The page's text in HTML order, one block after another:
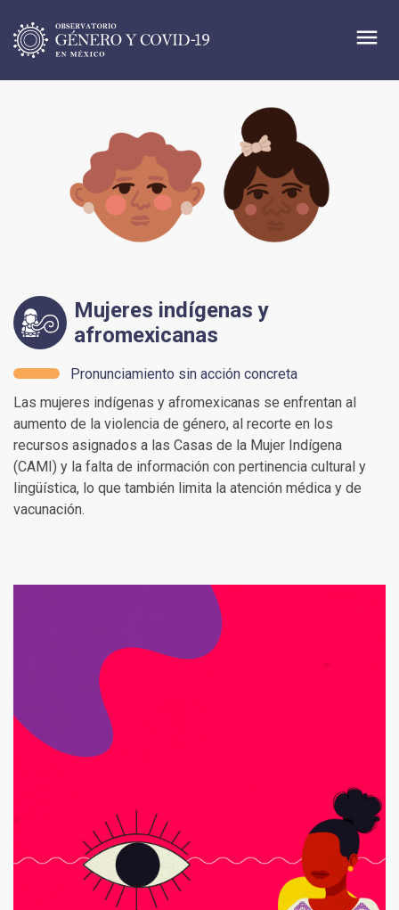
menu
Mujeres indígenas y
afromexicanas
Pronunciamiento sin acción concreta
Las mujeres indígenas y afromexicanas se enfrentan al
aumento de la violencia de género, al recorte en los
recursos asignados a las Casas de la Mujer Indígena
(CAMI) y la falta de información con pertinencia cultural y
lingüística, lo que también limita la atención médica y de
vacunación.